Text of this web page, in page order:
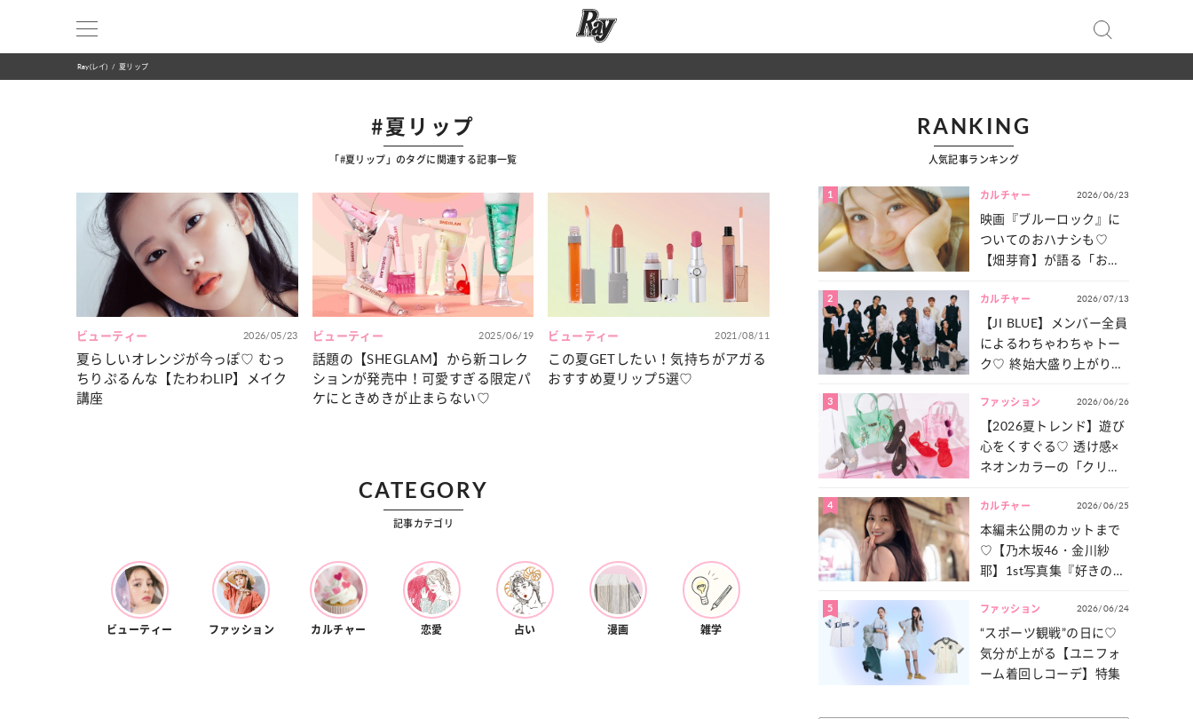
Ray(レイ) 夏リップ
#夏リップ
「#夏リップ」のタグに関連する記事一覧
ビューティー 2026/05/23
夏らしいオレンジが今っぽ♡ むっ
ちりぷるんな【たわわLIP】メイク
講座
ビューティー 2025/06/19
話題の【SHEGLAM】から新コレク
ションが発売中！可愛すぎる限定パ
ケにときめきが止まらない♡
ビューティー 2021/08/11
この夏GETしたい！気持ちがアガる
おすすめ夏リップ5選♡
RANKING
人気記事ランキング
1 カルチャー 2026/06/23
映画『ブルーロック』に
ついてのおハナシも♡
【畑芽育】が語る「お仕
は？
2 カルチャー 2026/07/13
【JI BLUE】メンバー全員
によるわちゃわちゃトー
ク♡ 終始大盛り上がりだ
一気見せ！
3 ファッション 2026/06/26
【2026夏トレンド】遊び
心をくすぐる♡ 透け感×
ネオンカラーの「クリア
4 カルチャー 2026/06/25
本編未公開のカットまで
♡【乃木坂46・金川紗
耶】1st写真集『好きのグ
たっぷりとお届け！
5 ファッション 2026/06/24
“スポーツ観戦”の日に♡
気分が上がる【ユニフォ
ーム着回しコーデ】特集
CATEGORY
記事カテゴリ
ビューティー ファッション カルチャー 恋愛 占い 漫画 雑学